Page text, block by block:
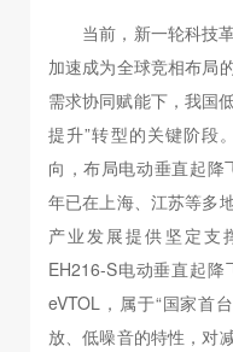
当前，新一轮科技
加速成为全球竞相布局
需求协同赋能下，我国
提升”转型的关键阶段
向，布局电动垂直起降
年已在上海、江苏等多
产业发展提供坚定支
EH216-S电动垂直起
eVTOL，属于“国家首
放、低噪音的特性，对